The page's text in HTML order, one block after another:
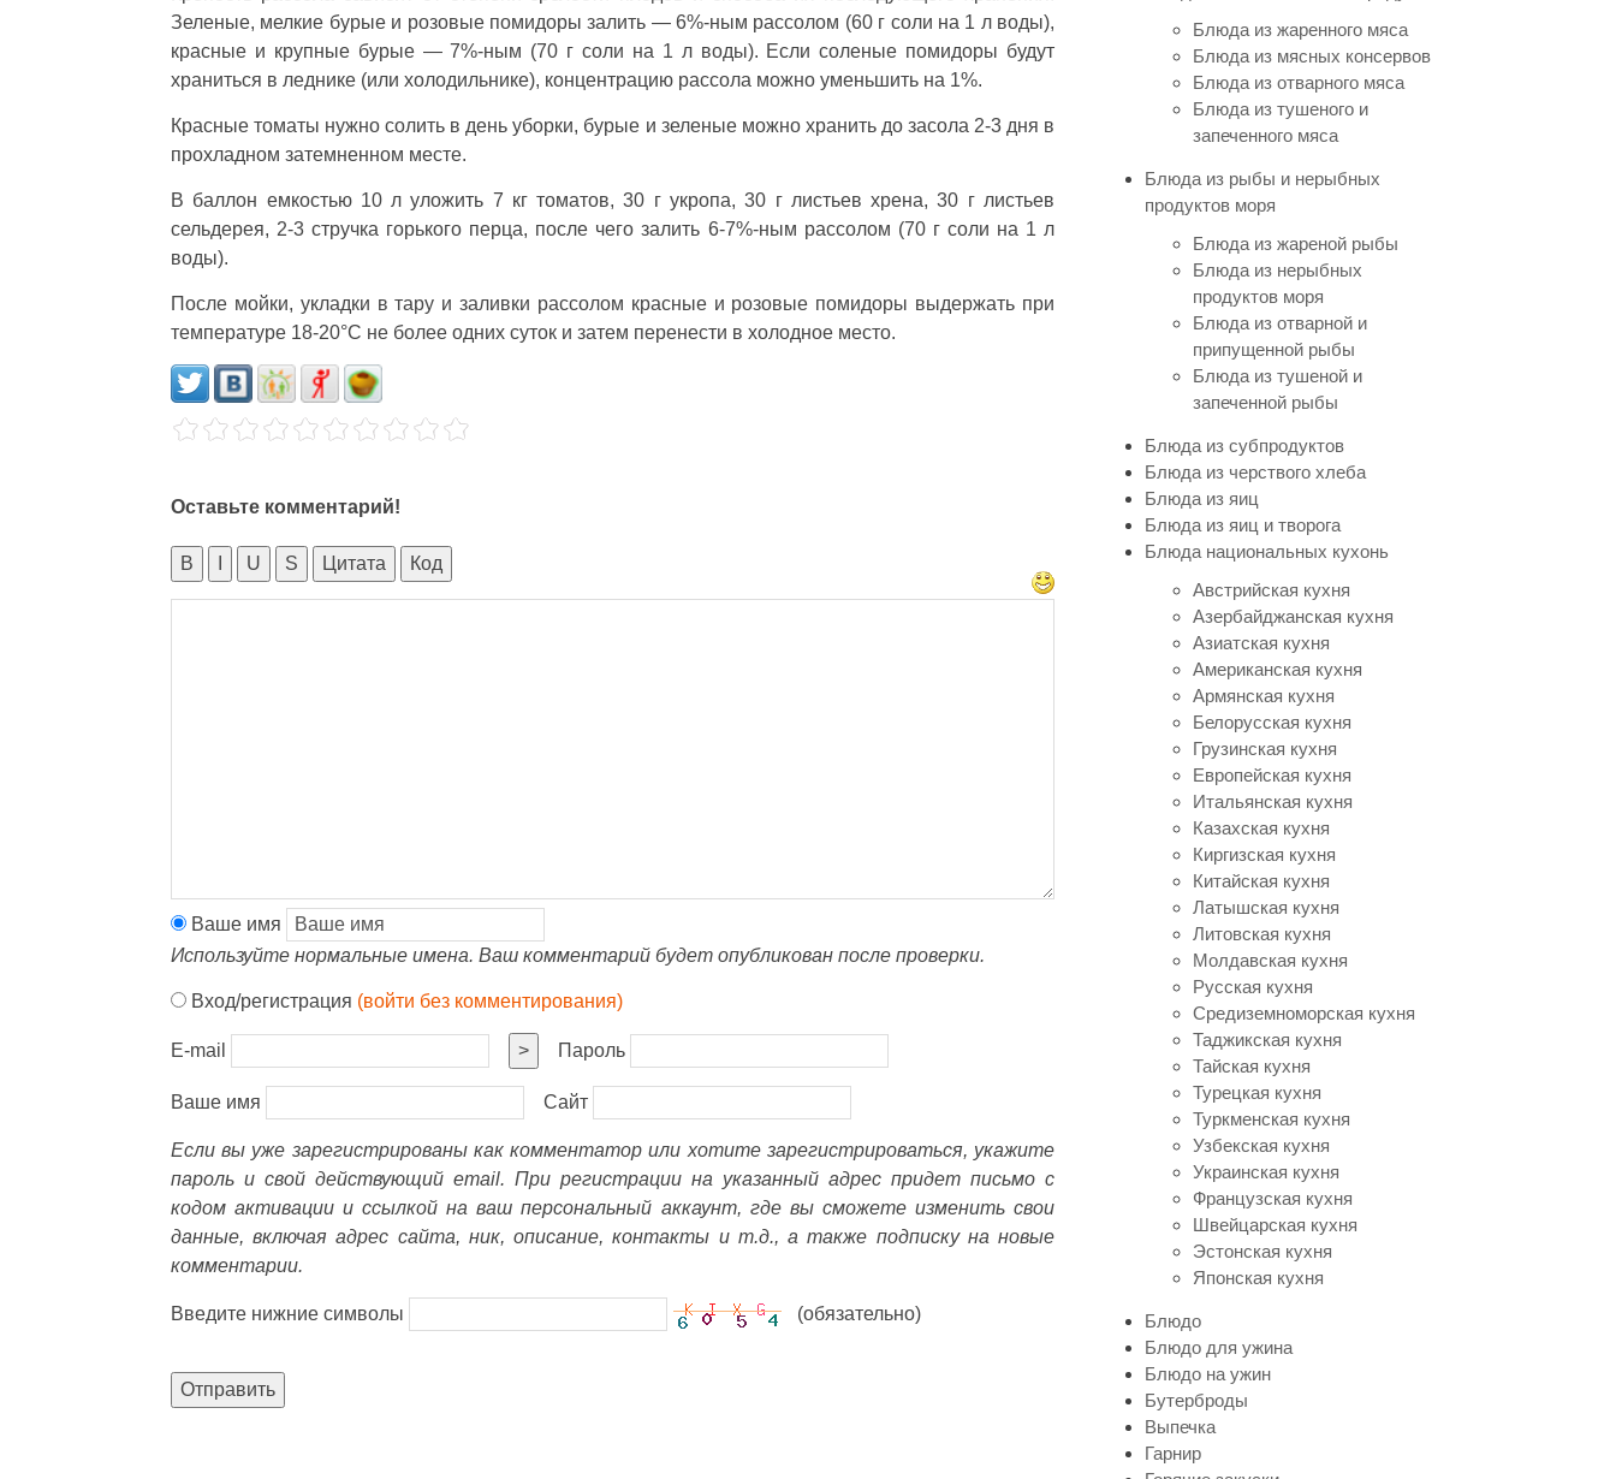
Зеленые, мелкие бурые и розовые помидоры залить — 6%-ным рассолом (60 г соли на 1 л воды),
красные и крупные бурые — 7%-ным (70 г соли на 1 л воды). Если соленые помидоры будут
храниться в леднике (или холодильнике), концентрацию рассола можно уменьшить на 1%.
Красные томаты нужно солить в день уборки, бурые и зеленые можно хранить до засола 2-3 дня в
прохладном затемненном месте.
В баллон емкостью 10 л уложить 7 кг томатов, 30 г укропа, 30 г листьев хрена, 30 г листьев
сельдерея, 2-3 стручка горького перца, после чего залить 6-7%-ным рассолом (70 г соли на 1 л
воды).
После мойки, укладки в тару и заливки рассолом красные и розовые помидоры выдержать при
температуре 18-20°С не более одних суток и затем перенести в холодное место.
Оставьте комментарий!
B U S Цитата Код
Ваше имя
Используйте нормальные имена. Ваш комментарий будет опубликован после проверки.
Вход/регистрация (войти без комментирования)
E-mail > Пароль
Ваше имя Сайт
Если вы уже зарегистрированы как комментатор или хотите зарегистрироваться, укажите
пароль и свой действующий email. При регистрации на указанный адрес придет письмо с
кодом активации и ссылкой на ваш персональный аккаунт, где вы сможете изменить свои
данные, включая адрес сайта, ник, описание, контакты и т.д., а также подписку на новые
комментарии.
Введите нижние символы (обязательно)
Отправить
Блюда из жаренного мяса
Блюда из мясных консервов
Блюда из отварного мяса
Блюда из тушеного и
запеченного мяса
Блюда из рыбы и нерыбных
продуктов моря
Блюда из жареной рыбы
Блюда из нерыбных
продуктов моря
Блюда из отварной и
припущенной рыбы
Блюда из тушеной и
запеченной рыбы
Блюда из субпродуктов
Блюда из черствого хлеба
Блюда из яиц
Блюда из яиц и творога
Блюда национальных кухонь
Австрийская кухня
Азербайджанская кухня
Азиатская кухня
Американская кухня
Армянская кухня
Белорусская кухня
Грузинская кухня
Европейская кухня
Итальянская кухня
Казахская кухня
Киргизская кухня
Китайская кухня
Латышская кухня
Литовская кухня
Молдавская кухня
Русская кухня
Средиземноморская кухня
Таджикская кухня
Тайская кухня
Турецкая кухня
Туркменская кухня
Узбекская кухня
Украинская кухня
Французская кухня
Швейцарская кухня
Эстонская кухня
Японская кухня
Блюдо
Блюдо для ужина
Блюдо на ужин
Бутерброды
Выпечка
Гарнир